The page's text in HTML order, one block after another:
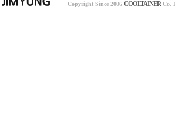
Copyright Since 2006 COOLTAINER Co.